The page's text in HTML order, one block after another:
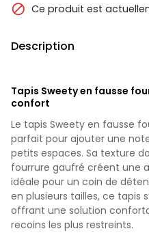
 Ce produit est
Description
Tapis Sweety en fausse
confort
Le tapis Sweety en fausse
parfait pour ajouter une
petits espaces. Sa texture
fourrure gaufré créent une
idéale pour un coin de
en plusieurs tailles, ce tapis
offrant une solution
recoins les plus restreints.